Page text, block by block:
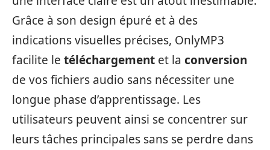
Grâce à son design épuré et à des
indications visuelles précises, OnlyMP3
facilite le téléchargement et la conversion
de vos fichiers audio sans nécessiter une
longue phase d’apprentissage. Les
utilisateurs peuvent ainsi se concentrer sur
leurs tâches principales sans se perdre dans